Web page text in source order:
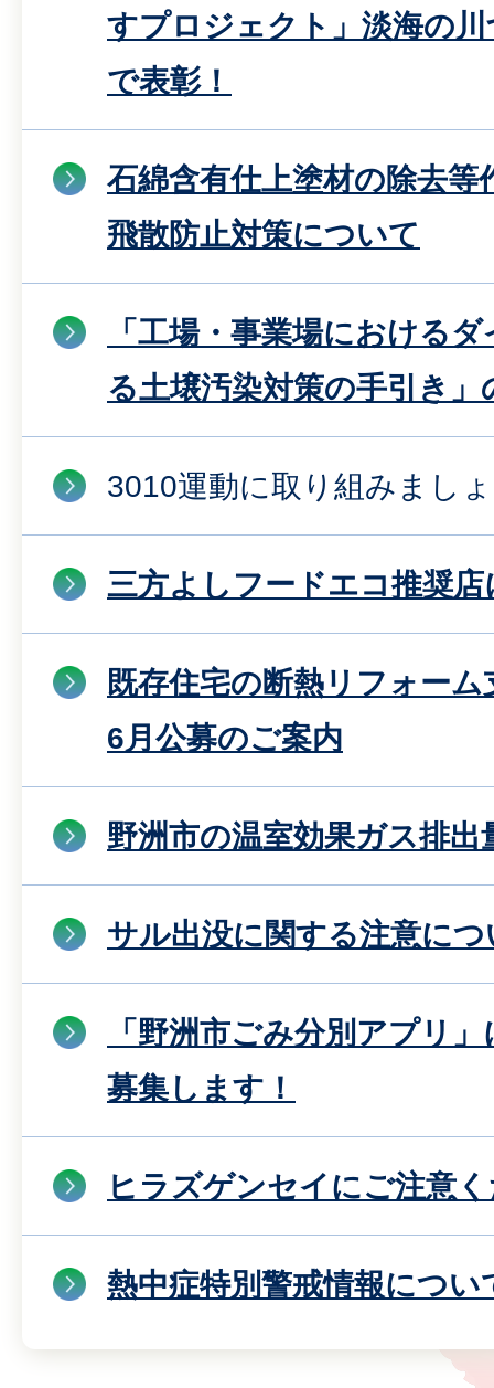
すプロジェクト」淡海の
で表彰！
石綿含有仕上塗材の除去等
飛散防止対策について
「工場・事業場における
る土壌汚染対策の手引き
3010運動に取り組みまし
三方よしフードエコ推奨
既存住宅の断熱リフォー
6月公募のご案内
野洲市の温室効果ガス排出
サル出没に関する注意につ
「野洲市ごみ分別アプリ
募集します！
ヒラズゲンセイにご注意
熱中症特別警戒情報につい